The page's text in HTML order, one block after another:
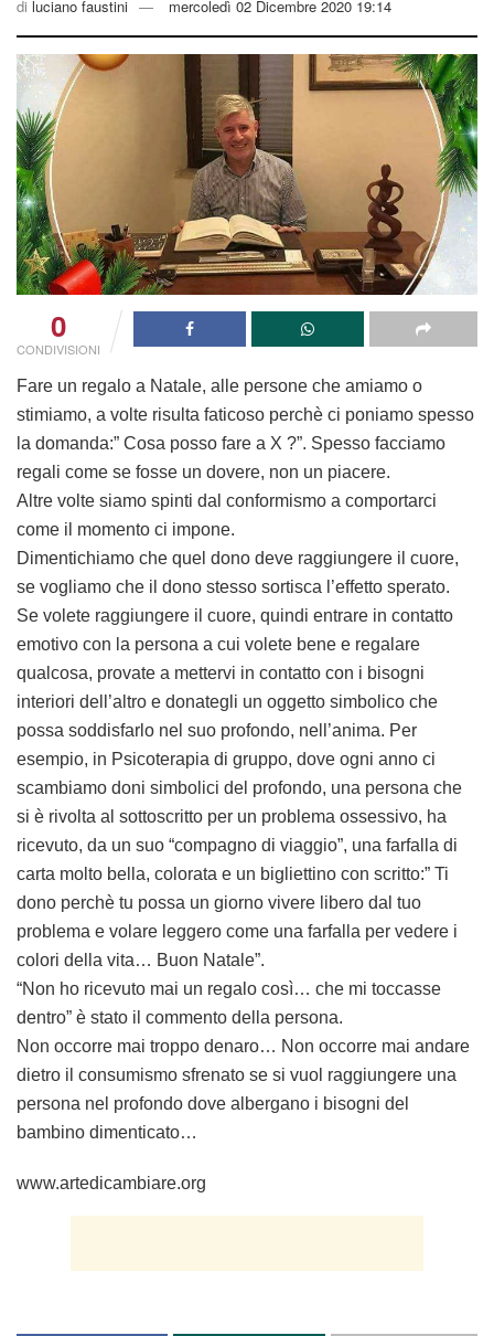
di luciano faustini mercoledì 02 Dicembre 2020 19:14
0
CONDIVISIONI
Fare un regalo a Natale, alle persone che amiamo o
stimiamo, a volte risulta faticoso perchè ci poniamo spesso
la domanda:” Cosa posso fare a X ?”. Spesso facciamo
regali come se fosse un dovere, non un piacere.
Altre volte siamo spinti dal conformismo a comportarci
come il momento ci impone.
Dimentichiamo che quel dono deve raggiungere il cuore,
se vogliamo che il dono stesso sortisca l’effetto sperato.
Se volete raggiungere il cuore, quindi entrare in contatto
emotivo con la persona a cui volete bene e regalare
qualcosa, provate a mettervi in contatto con i bisogni
interiori dell’altro e donategli un oggetto simbolico che
possa soddisfarlo nel suo profondo, nell’anima. Per
esempio, in Psicoterapia di gruppo, dove ogni anno ci
scambiamo doni simbolici del profondo, una persona che
si è rivolta al sottoscritto per un problema ossessivo, ha
ricevuto, da un suo “compagno di viaggio”, una farfalla di
carta molto bella, colorata e un bigliettino con scritto:” Ti
dono perchè tu possa un giorno vivere libero dal tuo
problema e volare leggero come una farfalla per vedere i
colori della vita… Buon Natale”.
“Non ho ricevuto mai un regalo così… che mi toccasse
dentro” è stato il commento della persona.
Non occorre mai troppo denaro… Non occorre mai andare
dietro il consumismo sfrenato se si vuol raggiungere una
persona nel profondo dove albergano i bisogni del
bambino dimenticato…
www.artedicambiare.org